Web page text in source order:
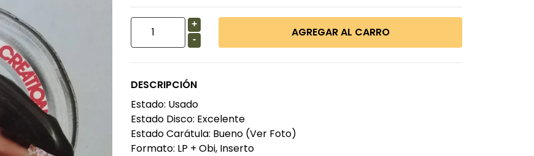
+
-
DESCRIPCIÓN
Estado: Usado
Estado Disco: Excelente
Estado Carátula: Bueno (Ver Foto)
Formato: LP + Obi, Inserto